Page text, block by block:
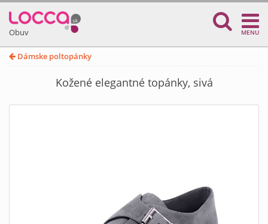
Obuv MENU
Dámske poltopánky
Kožené elegantné topánky, sivá